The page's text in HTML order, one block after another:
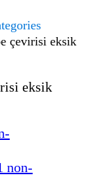
çevirisi eksik
eksik
non-